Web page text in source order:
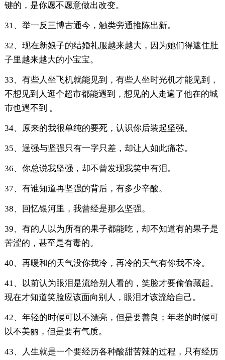
键的，是你愿不愿意做出改变。
31、举一反三博古通今，触类旁通推陈出新。
32、现在新娘子的结婚礼服越来越大，因为她们得遮住肚
子里越来越大的小宝宝。
33、有些人坐飞机就能见到，有些人坐时光机才能见到，
不想见到人逛个超市都能遇到，想见的人走遍了他在的城
市也遇不到 。
34、原来的我很单纯的要死，认识你后装起坚强。
35、逞强与坚强只有一字只差，却让人如此痛芯。
36、你总说我坚强，却不曾发现我笑中有泪。
37、有谁知道再坚强的背后，有多少辛酸。
38、回忆银河里，我曾经是那么坚强。
39、有的人以为所有的果子都能吃，却不知道有的果子是
苦涩的，甚至是有毒的。
40、再暖和的天气没你我冷，再冷的天气有你我不冷。
41、以前认为眼泪是流给别人看的，笑脸才要偷偷藏起。
现在才知道笑脸应该面向别人，眼泪才该流给自己。
42、年轻的时候可以不漂亮，但是要善良；年老的时候可
以不美丽，但是要有气质。
43、人生就是一个要经历各种酸甜苦辣的过程，只有经历